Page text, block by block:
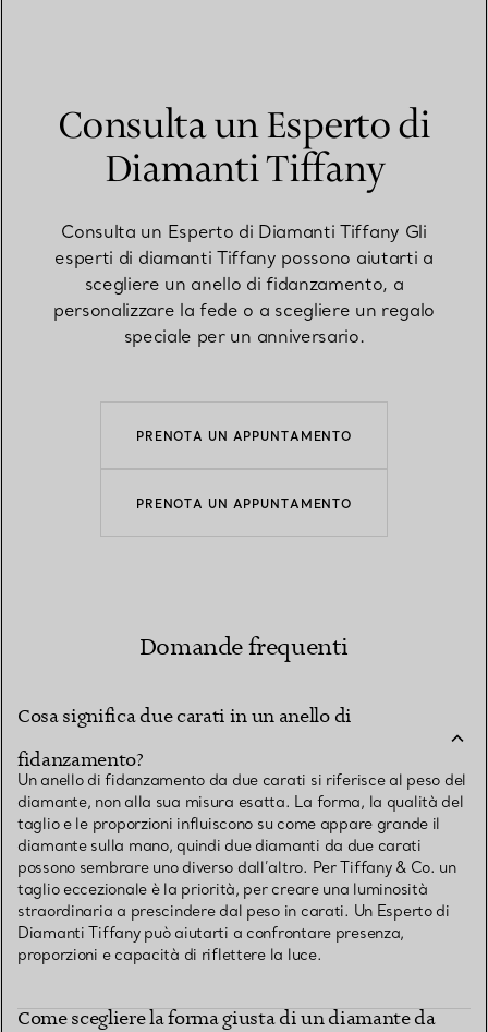
Consulta un Esperto di
Diamanti Tiffany
Consulta un Esperto di Diamanti Tiffany Gli
esperti di diamanti Tiffany possono aiutarti a
scegliere un anello di fidanzamento, a
personalizzare la fede o a scegliere un regalo
speciale per un anniversario.
PRENOTA UN APPUNTAMENTO
PRENOTA UN APPUNTAMENTO
Domande frequenti
Cosa significa due carati in un anello di
fidanzamento?
Un anello di fidanzamento da due carati si riferisce al peso del
diamante, non alla sua misura esatta. La forma, la qualità del
taglio e le proporzioni influiscono su come appare grande il
diamante sulla mano, quindi due diamanti da due carati
possono sembrare uno diverso dall’altro. Per Tiffany & Co. un
taglio eccezionale è la priorità, per creare una luminosità
straordinaria a prescindere dal peso in carati. Un Esperto di
Diamanti Tiffany può aiutarti a confrontare presenza,
proporzioni e capacità di riflettere la luce.
Come scegliere la forma giusta di un diamante da